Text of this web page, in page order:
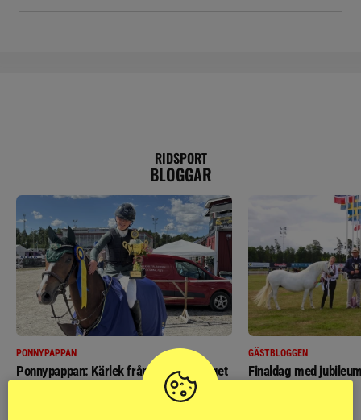
RIDSPORT
BLOGGAR
PONNYPAPPAN
Ponnypappan: Kärlek från första gnägget
GÄSTBLOGGEN
Finaldag med